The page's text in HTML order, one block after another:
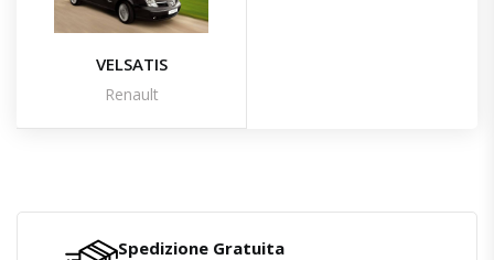
VELSATIS
Renault
Spedizione Gratuita